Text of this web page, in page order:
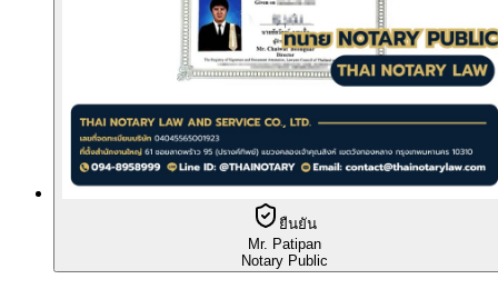
ยืนยัน
Mr. Patipan
Notary Public